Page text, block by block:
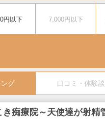
円以下 7,000円以下
グ 口コミ・体験談